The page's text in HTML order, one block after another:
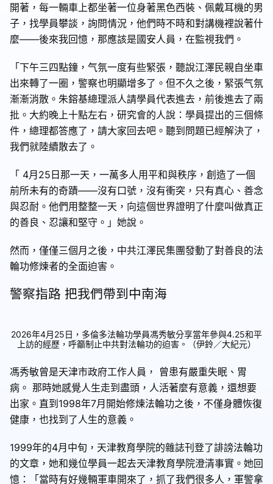
開著，每一輛車上都坐著一位身著黑色西裝、佩戴耳機的男
子，找學員攀談，詢問情況，他們時不時和對講機裡說著什
麼——後來我回憶，那應該是國安⼈員，在監視我們。
「下午三四點鐘，⽓氛一度有些緊張，聽說江澤⺠親自坐車
出來轉了一圈，警察也明顯增多了。但不久之後，緊張⽓氛
漸漸消散。朱鎔基總理派⼈請學員代表進去，前後進去了兩
批。大約晚上⼗點左右，研究會的⼈說：學員提出的三個條
件，總理都答應了，請大家回去吧。聽到問題已經解決了，
我們就陸續散去了。
「 4月25日那一天，一萬多⼈用平和與秩序，創造了一個
前所未有的奇蹟——沒有口號，沒有衝突，只有真心、善念
與忍耐。他們用整整一天，向這個世界證明了什麼叫做真正
的善良、忍讓和堅守。」她說。
然⽽，僅僅三個月之後，中共江澤⺠集團發動了對善良的法
輪功修煉者的全面迫害。
警察指路 把我們帶到中南海
2026年4月25日，多倫多法輪功學員馮秀敏分享當年參與4.25和平
上訪的經歷，呼籲制止中共對法輪功的迫害。（伊鈴／大紀元）
馮秀敏曾是天津市政府工作人員， 曾患有嚴重失眠、胃
病。 那時她感覺人生走到盡頭，人活著麼有意義，還想要
出家。直到1998年7月開始修煉法輪功之後，不僅身體恢復
健康，也找到了人生的意義。
1999年的4月中旬，天津教育學院的雜誌刊登了誹謗法輪功
的文章，她和幾位學員一起去天津教育學院澄清事實。她回
憶：「當時有好幾輛軍車開來了，抓了我們很多人，軍警拿